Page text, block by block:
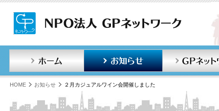
ホーム
HOME お知らせ ２月カジュアルワイン会開催しました